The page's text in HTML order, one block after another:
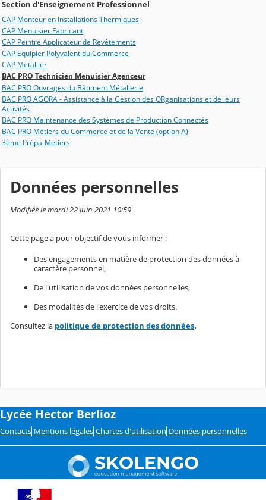
Section d'Enseignement Professionnel
CAP Monteur en Installations Thermiques
CAP Menuisier Fabricant
CAP Peintre Applicateur de Revêtements
CAP Equipier Polyvalent du Commerce
CAP Métallier
BAC PRO Technicien Menuisier Agenceur
BAC PRO Ouvrages du Bâtiment Métallerie
BAC PRO AGORA - Assistance à la Gestion des ORganisations et de leurs
Activités
BAC PRO Maintenance des Systèmes de Production Connectés
BAC PRO Métiers du Commerce et de la Vente (option A)
3ème Prépa-Métiers
Données personnelles
Modifiée le mardi 22 juin 2021 10:59
Cette page a pour objectif de vous informer :
Des engagements en matière de protection des données à
caractère personnel,
De l'utilisation de vos données personnelles,
Des modalités de l'exercice de vos droits.
Consultez la politique de protection des données.
Lycée Hector Berlioz
Contacts Mentions légales Chartes d'utilisation Données personnelles